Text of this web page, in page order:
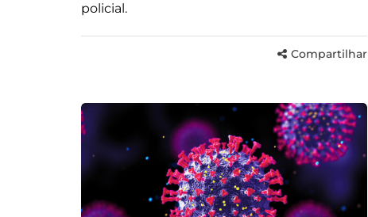
policial.
Compartilhar